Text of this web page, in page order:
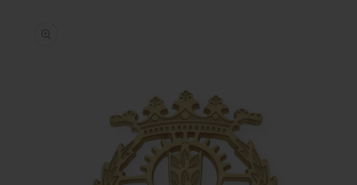
información